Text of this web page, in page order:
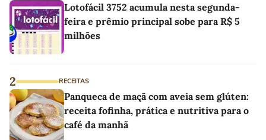
Lotofácil 3752 acumula nesta segunda-
feira e prêmio principal sobe para R$ 5
milhões
2 RECEITAS
Panqueca de maçã com aveia sem glúten:
receita fofinha, prática e nutritiva para o
café da manhã